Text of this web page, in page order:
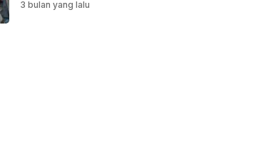
Saluran Air
3 bulan yang lalu